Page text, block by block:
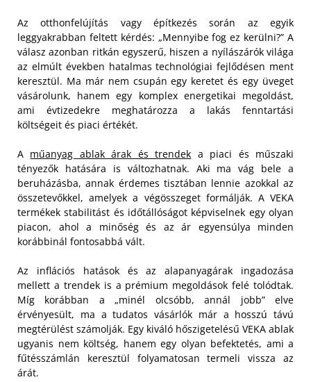
Az otthonfelújítás vagy építkezés során az egyik
leggyakrabban feltett kérdés: „Mennyibe fog ez kerülni?” A
válasz azonban ritkán egyszerű, hiszen a nyílászárók világa
az elmúlt években hatalmas technológiai fejlődésen ment
keresztül. Ma már nem csupán egy keretet és egy üveget
vásárolunk, hanem egy komplex energetikai megoldást,
ami évtizedekre meghatározza a lakás fenntartási
költségeit és piaci értékét.
A műanyag ablak árak és trendek a piaci és műszaki
tényezők hatására is változhatnak. Aki ma vág bele a
beruházásba, annak érdemes tisztában lennie azokkal az
összetevőkkel, amelyek a végösszeget formálják. A VEKA
termékek stabilitást és időtállóságot képviselnek egy olyan
piacon, ahol a minőség és az ár egyensúlya minden
korábbinál fontosabbá vált.
Az inflációs hatások és az alapanyagárak ingadozása
mellett a trendek is a prémium megoldások felé tolódtak.
Míg korábban a „minél olcsóbb, annál jobb” elve
érvényesült, ma a tudatos vásárlók már a hosszú távú
megtérülést számolják. Egy kiváló hőszigetelésű VEKA ablak
ugyanis nem költség, hanem egy olyan befektetés, ami a
fűtésszámlán keresztül folyamatosan termeli vissza az
árát.